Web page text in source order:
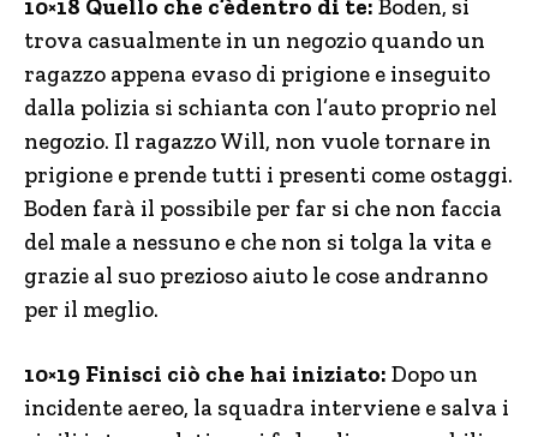
10×18 Quello che c’èdentro di te: Boden, si
trova casualmente in un negozio quando un
ragazzo appena evaso di prigione e inseguito
dalla polizia si schianta con l’auto proprio nel
negozio. Il ragazzo Will, non vuole tornare in
prigione e prende tutti i presenti come ostaggi.
Boden farà il possibile per far si che non faccia
del male a nessuno e che non si tolga la vita e
grazie al suo prezioso aiuto le cose andranno
per il meglio.
10×19 Finisci ciò che hai iniziato: Dopo un
incidente aereo, la squadra interviene e salva i